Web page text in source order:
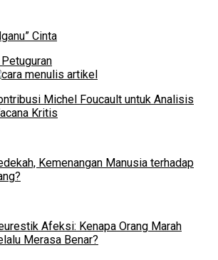
Cinta
Petuguran
Michel Foucault untuk Analisis
Kritis
Kemenangan Manusia terhadap
Afeksi: Kenapa Orang Marah
Merasa Benar?